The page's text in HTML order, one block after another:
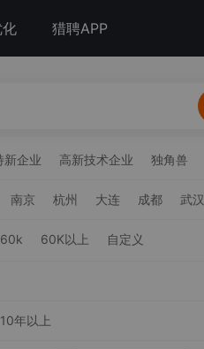
猎聘APP
新企业 高新技术企业 独角兽
南京 杭州 大连 成都 武汉
60K以上 自定义
10年以上